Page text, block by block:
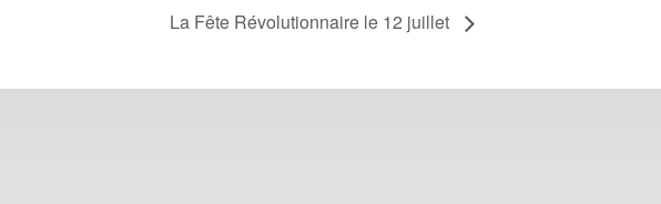
La Fête Révolutionnaire le 12 juillet